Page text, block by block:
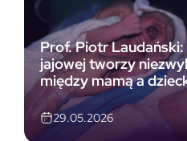
Prof. Piotr
jajowej tworzy
między mamą a
29.05.2026